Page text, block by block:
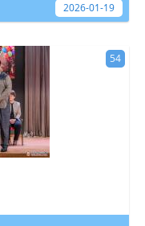
2026-01-19
54